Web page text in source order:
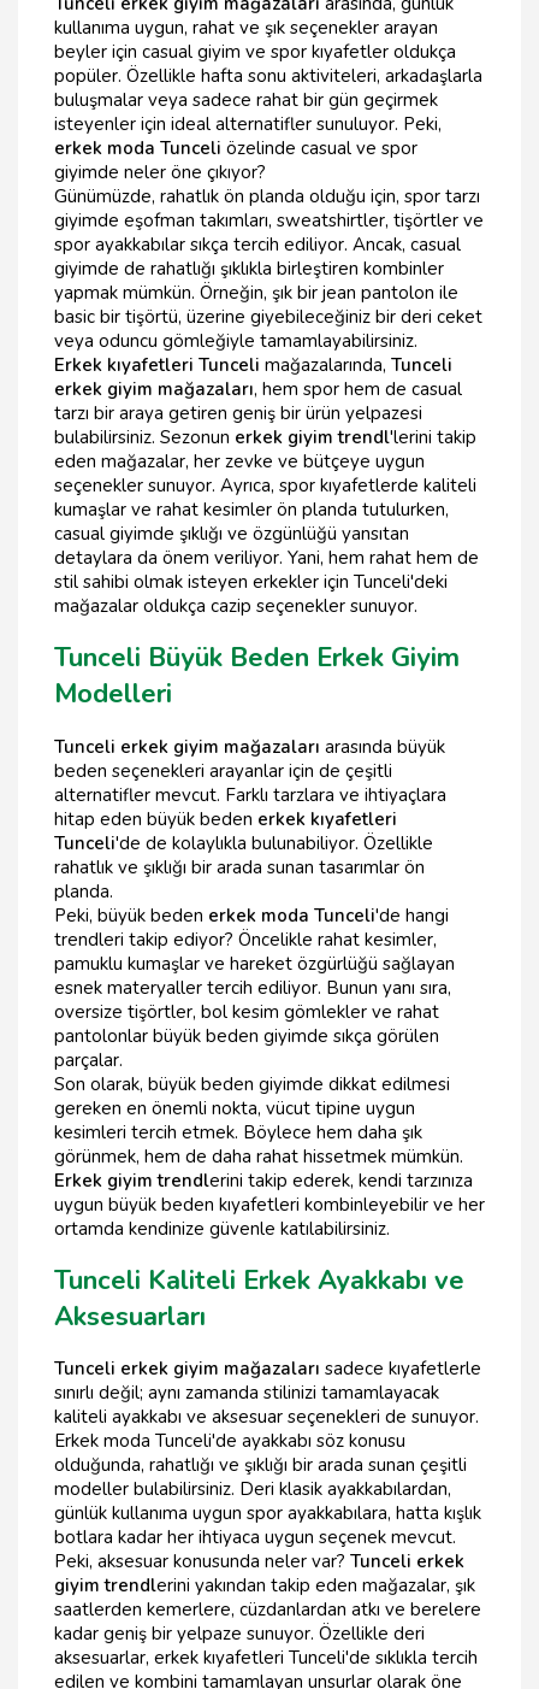
kullanıma uygun, rahat ve şık seçenekler arayan
beyler için casual giyim ve spor kıyafetler oldukça
popüler. Özellikle hafta sonu aktiviteleri, arkadaşlarla
buluşmalar veya sadece rahat bir gün geçirmek
isteyenler için ideal alternatifler sunuluyor. Peki,
erkek moda Tunceli özelinde casual ve spor
giyimde neler öne çıkıyor?
Günümüzde, rahatlık ön planda olduğu için, spor tarzı
giyimde eşofman takımları, sweatshirtler, tişörtler ve
spor ayakkabılar sıkça tercih ediliyor. Ancak, casual
giyimde de rahatlığı şıklıkla birleştiren kombinler
yapmak mümkün. Örneğin, şık bir jean pantolon ile
basic bir tişörtü, üzerine giyebileceğiniz bir deri ceket
veya oduncu gömleğiyle tamamlayabilirsiniz.
Erkek kıyafetleri Tunceli mağazalarında, Tunceli
erkek giyim mağazaları, hem spor hem de casual
tarzı bir araya getiren geniş bir ürün yelpazesi
bulabilirsiniz. Sezonun erkek giyim trendl'lerini takip
eden mağazalar, her zevke ve bütçeye uygun
seçenekler sunuyor. Ayrıca, spor kıyafetlerde kaliteli
kumaşlar ve rahat kesimler ön planda tutulurken,
casual giyimde şıklığı ve özgünlüğü yansıtan
detaylara da önem veriliyor. Yani, hem rahat hem de
stil sahibi olmak isteyen erkekler için Tunceli'deki
mağazalar oldukça cazip seçenekler sunuyor.
Tunceli Büyük Beden Erkek Giyim
Modelleri
Tunceli erkek giyim mağazaları arasında büyük
beden seçenekleri arayanlar için de çeşitli
alternatifler mevcut. Farklı tarzlara ve ihtiyaçlara
hitap eden büyük beden erkek kıyafetleri
Tunceli'de de kolaylıkla bulunabiliyor. Özellikle
rahatlık ve şıklığı bir arada sunan tasarımlar ön
planda.
Peki, büyük beden erkek moda Tunceli'de hangi
trendleri takip ediyor? Öncelikle rahat kesimler,
pamuklu kumaşlar ve hareket özgürlüğü sağlayan
esnek materyaller tercih ediliyor. Bunun yanı sıra,
oversize tişörtler, bol kesim gömlekler ve rahat
pantolonlar büyük beden giyimde sıkça görülen
parçalar.
Son olarak, büyük beden giyimde dikkat edilmesi
gereken en önemli nokta, vücut tipine uygun
kesimleri tercih etmek. Böylece hem daha şık
görünmek, hem de daha rahat hissetmek mümkün.
Erkek giyim trendlerini takip ederek, kendi tarzınıza
uygun büyük beden kıyafetleri kombinleyebilir ve her
ortamda kendinize güvenle katılabilirsiniz.
Tunceli Kaliteli Erkek Ayakkabı ve
Aksesuarları
Tunceli erkek giyim mağazaları sadece kıyafetlerle
sınırlı değil; aynı zamanda stilinizi tamamlayacak
kaliteli ayakkabı ve aksesuar seçenekleri de sunuyor.
Erkek moda Tunceli'de ayakkabı söz konusu
olduğunda, rahatlığı ve şıklığı bir arada sunan çeşitli
modeller bulabilirsiniz. Deri klasik ayakkabılardan,
günlük kullanıma uygun spor ayakkabılara, hatta kışlık
botlara kadar her ihtiyaca uygun seçenek mevcut.
Peki, aksesuar konusunda neler var? Tunceli erkek
giyim trendlerini yakından takip eden mağazalar, şık
saatlerden kemerlere, cüzdanlardan atkı ve berelere
kadar geniş bir yelpaze sunuyor. Özellikle deri
aksesuarlar, erkek kıyafetleri Tunceli'de sıklıkla tercih
edilen ve kombini tamamlayan unsurlar olarak öne